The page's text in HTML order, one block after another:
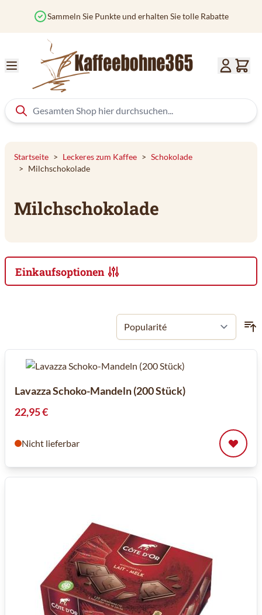
und erhalten Sie tolle Rabatte Verfolgen Sie
Startseite > Leckeres zum Kaffee > Schokolade
> Milchschokolade
Milchschokolade
Einkaufsoptionen
Lavazza Schoko-Mandeln (200 Stück)
22,95 €
Nicht lieferbar